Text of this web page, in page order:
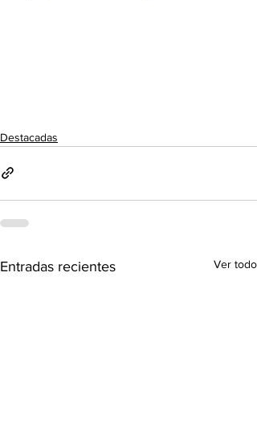
Destacadas
Entradas recientes Ver todo